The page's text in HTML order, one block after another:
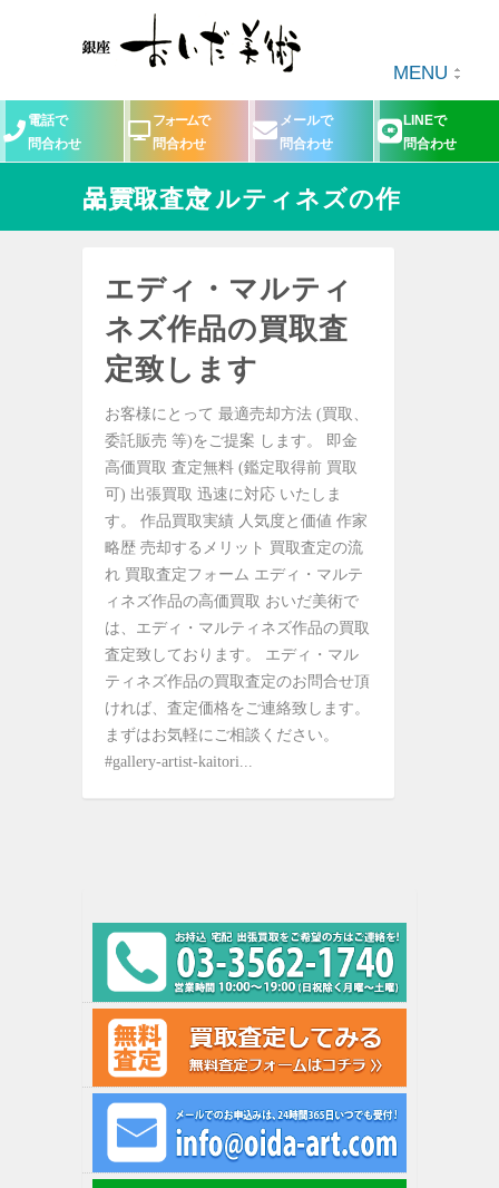
MENU
電話で
問合わせ
フォームで
問合わせ
メールで
問合わせ
LINEで
問合わせ
エディ・マルティネズの作品買取査定
エディ・マルティ
ネズ作品の買取査
定致します
お客様にとって 最適売却方法 (買取、
委託販売 等)をご提案 します。 即金
高価買取 査定無料 (鑑定取得前 買取
可) 出張買取 迅速に対応 いたしま
す。 作品買取実績 人気度と価値 作家
略歴 売却するメリット 買取査定の流
れ 買取査定フォーム エディ・マルテ
ィネズ作品の高価買取 おいだ美術で
は、エディ・マルティネズ作品の買取
査定致しております。 エディ・マル
ティネズ作品の買取査定のお問合せ頂
ければ、査定価格をご連絡致します。
まずはお気軽にご相談ください。
#gallery-artist-kaitori...